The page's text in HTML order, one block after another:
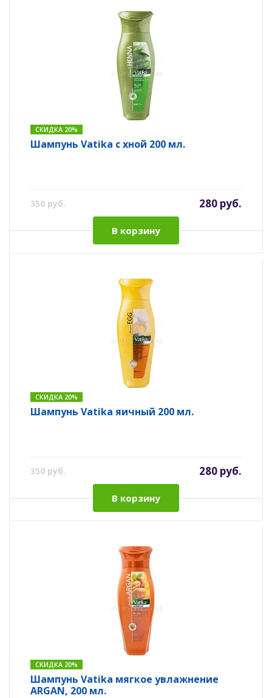
СКИДКА 20%
Шампунь Vatika с хной 200 мл.
350 руб. 280 руб.
В корзину
СКИДКА 20%
Шампунь Vatika яичный 200 мл.
350 руб. 280 руб.
В корзину
СКИДКА 20%
Шампунь Vatika мягкое увлажнение
ARGAN, 200 мл.